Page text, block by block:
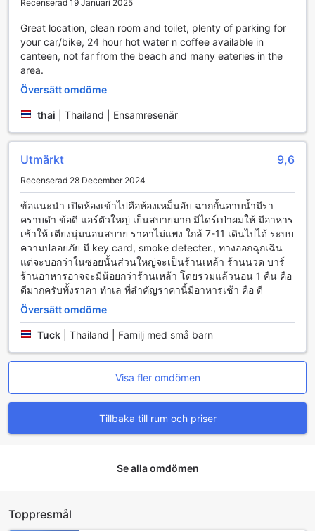
med nödvändiga toalettartiklar och handdukar, vilket gör
att du kan känna dig som hemma. The Feeling Hotel
erbjuder en perfekt kombination av bekvämlighet och stil
för en oförglömlig vistelse.
Upplev kulinariska njutningar på The Feeling Hotel
The Feeling Hotel i Rayong erbjuder en fantastisk
matupplevelse som är lika minnesvärd som den omgivande
sätter tonen för en perfekt dag. Här kan gästerna njuta av
en riklig variation av delikatesser, från färska frukter och
bakverk till varma rätter och lokala specialiteter. Den
generösa buffén är noggrant utformad för att tillfredsställa
alla smaker och preferenser, vilket gör den till en idealisk
start på dagen.
För att säkerställa att alla gäster får en bekväm och
avkopplande upplevelse, erbjuder hotellet daglig städning
som gör att du kan fokusera helt på att njuta av din vistelse
och de kulinariska läckerheterna. Oavsett om du väljer att
avnjuta frukosten i den luftiga matsalen eller på din egna
balkong med en vacker utsikt över omgivningarna, kommer
The Feeling Hotels matupplevelser att förvandla varje
Rumstyper på The Feeling Hotel
The Feeling Hotel erbjuder en rad bekväma rum för att
tillgodose olika behov och preferenser. I deras Standard
King Room får gästerna njuta av en mysig och stilren
idealiskt för ensamresenärer eller par som söker en
upplevelse i Rayong.
Recenserad 19 Januari 2025
Great location, clean room and toilet, plenty of parking for
your car/bike, 24 hour hot water n coffee available in
canteen, not far from the beach and many eateries in the
area.
Översätt omdöme
thai Thailand | Ensamresenär
Utmärkt 9,6
Recenserad 28 December 2024
ข้อแนะนำ เปิดห้องเข้าไปคือห้องเหม็นอับ ฉากกั้นอาบน้ำมีรา
คราบดำ ข้อดี แอร์ตัวใหญ่ เย็นสบายมาก มีไดร์เป่าผมให้ มีอาหาร
เช้าให้ เตียงนุ่มนอนสบาย ราคาไม่แพง ใกล้ 7-11 เดินไปได้ ระบบ
ความปลอยภัย มี key card, smoke detecter., ทางออกฉุกเฉิน
แต่จะบอกว่าในซอยนั้นส่วนใหญ่จะเป็นร้านเหล้า ร้านนวด บาร์
ร้านอาหารอาจจะมีน้อยกว่าร้านเหล้า โดยรวมแล้วนอน 1 คืน คือ
ดีมากครับทั้งราคา ทำเล ที่สำคัญราคานี้มีอาหารเช้า คือ ดี
Översätt omdöme
Tuck Thailand | Familj med små barn
Visa fler omdömen
Tillbaka till rum och priser
Se alla omdömen
Toppresmål